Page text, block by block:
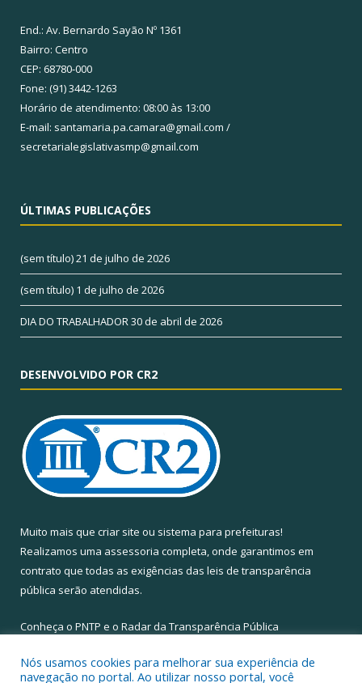
End.: Av. Bernardo Sayão Nº 1361
Bairro: Centro
CEP: 68780-000
Fone: (91) 3442-1263
Horário de atendimento: 08:00 às 13:00
E-mail: santamaria.pa.camara@gmail.com /
secretarialegislativasmp@gmail.com
ÚLTIMAS PUBLICAÇÕES
(sem título)21 de julho de 2026
(sem título) 1 de julho de 2026
DIA DO TRABALHADOR30 de abril de 2026
DESENVOLVIDO POR CR2
Muito mais que criar site ou sistema para prefeituras!
Realizamos uma assessoria completa, onde garantimos em
contrato que todas as exigências das leis de transparência
pública serão atendidas.
Conheça o PNTP e o Radar da Transparência Pública
Nós usamos cookies para melhorar sua experiência de
navegação no portal. Ao utilizar nosso portal, você